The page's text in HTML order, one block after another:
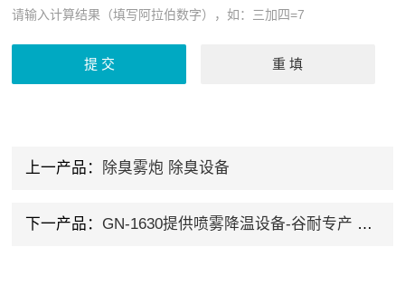
请输入计算结果（填写阿拉伯数字），如：三加四=7
上一产品： 除臭雾炮 除臭设备
下一产品： GN-1630提供喷雾降温设备-谷耐专产 除臭设备